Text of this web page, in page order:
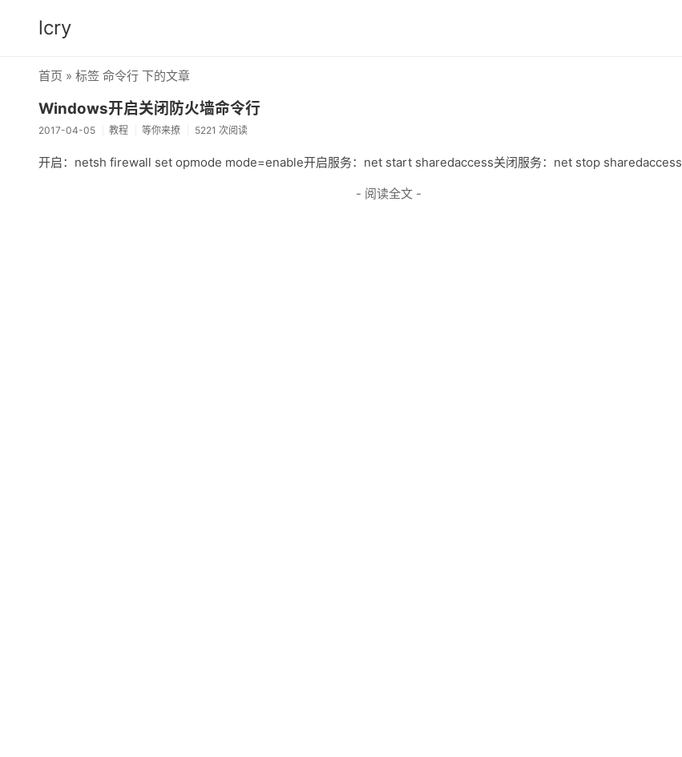
lcry
首页 » 标签 命令行 下的文章
Windows开启关闭防火墙命令行
2017-04-05 教程 等你来撩 5221 次阅读
开启：netsh firewall set opmode mode=enable开启服务：net start sharedaccess关闭服务：net stop sharedaccess
- 阅读全文 -